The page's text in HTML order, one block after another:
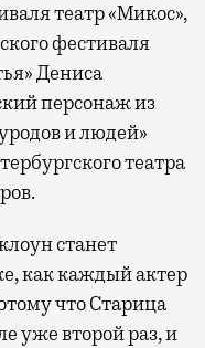
театр «Микос»,
фестиваля
Дениса
персонаж из
и людей»
театра
станет
как каждый актер
что Старица
уже второй раз, и